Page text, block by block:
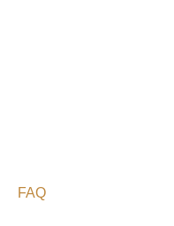
FAQ